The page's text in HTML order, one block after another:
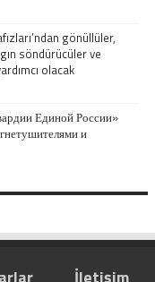
gönüllüler,
söndürücüler ve
olacak
Единой России»
и
İletişim